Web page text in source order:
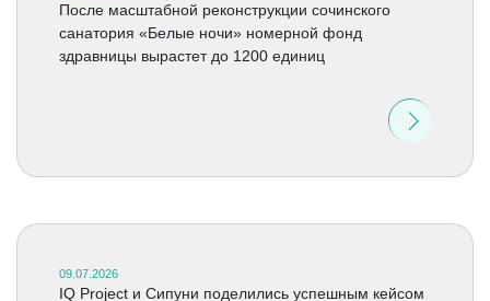
После масштабной реконструкции сочинского
санатория «Белые ночи» номерной фонд
здравницы вырастет до 1200 единиц
09.07.2026
IQ Project и Сипуни поделились успешным кейсом